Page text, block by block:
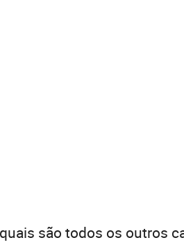
são todos os outros